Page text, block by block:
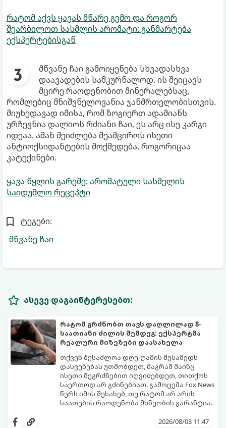
რატომ აქვს ყავას მწარე გემო და როგორ
შეარბილოთ სასმლის არომატი: განმარტება
ექსპერტებისგან
მწვანე ჩაი გამოიყენება სხვადასხვა
დაავადების სამკურნალოდ. ის შეიცავს
მცირე რაოდენობით მინერალებსაც,
რომლებიც მნიშვნელოვანია ჯანმრთელობისთვის.
მიუხედავად იმისა, რომ ზოგიერთ ადამიანს
ურჩევნია დალიოს რძიანი ჩაი, ეს არც ისე კარგი
იდეაა. ამან შეიძლება შეამციროს ისეთი
ანტიოქსიდანტების მოქმედება, როგორიცაა
კატექინები.
ყავა წყლის გარეშე: არომატული სასმელის
საიდუმლო რეცეპტი
ტეგები:
მწვანე ჩაი
ასევე დაგაინტერესებთ:
რატომ გრძნობთ თავს დაღლილად 8-
საათიანი ძილის შემდეგ: ექსპერტმა
რეალური მიზეზები დაასახელა
თქვენ შესაძლოა დღე-ღამის მესამედს
დასვენებას უთმობდეთ, მაგრამ მაინც
ისეთი შეგრძნებით იღვიძებდეთ, თითქოს
საერთოდ არ გძინებიათ. გამოცემა Fox News
წერს იმის შესახებ, თუ რატომ არ არის
საათების რაოდენობა მხნეობის გარანტია.
2026/08/03 11:47